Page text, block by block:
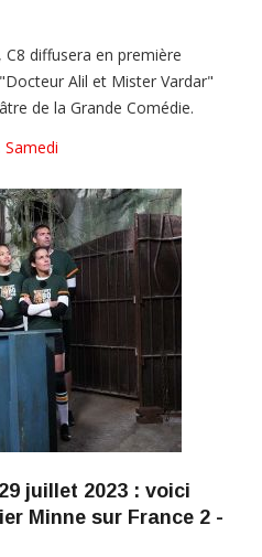
diffusera en première
Alil et Mister Vardar"
de la Grande Comédie.
Samedi
juillet 2023 : voici
Minne sur France 2 -